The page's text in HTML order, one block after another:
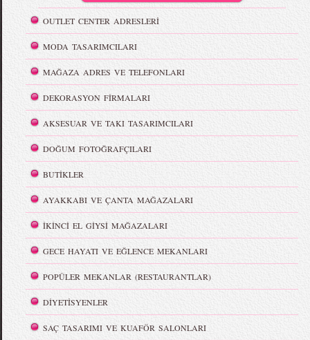
OUTLET CENTER ADRESLERİ
MODA TASARIMCILARI
MAĞAZA ADRES VE TELEFONLARI
DEKORASYON FİRMALARI
AKSESUAR VE TAKI TASARIMCILARI
DOĞUM FOTOĞRAFÇILARI
BUTİKLER
AYAKKABI VE ÇANTA MAĞAZALARI
İKİNCİ EL GİYSİ MAĞAZALARI
GECE HAYATI VE EĞLENCE MEKANLARI
POPÜLER MEKANLAR (RESTAURANTLAR)
DİYETİSYENLER
SAÇ TASARIMI VE KUAFÖR SALONLARI